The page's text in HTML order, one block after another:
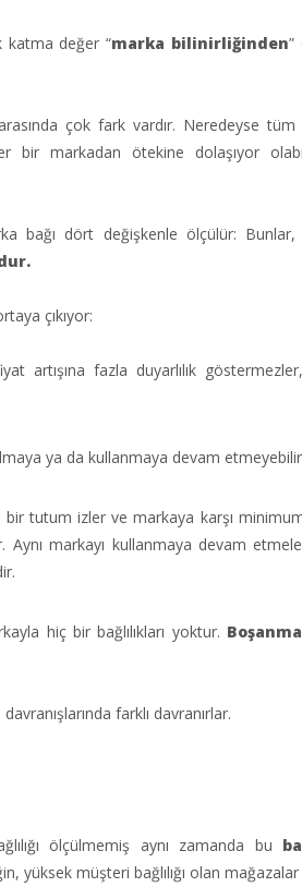
katma değer “marka bilinirliğinden”
çok fark vardır. Neredeyse
bir markadan ötekine dolaşıyor
bağı dört değişkenle ölçülür:
çıkıyor:
artışına fazla duyarlılık
ya da kullanmaya devam
tutum izler ve markaya karşı
markayı kullanmaya devam
hiç bir bağlılıkları yoktur.
farklı davranırlar.
ölçülmemiş aynı zamanda bu
yüksek müşteri bağlılığı olan mağazalar